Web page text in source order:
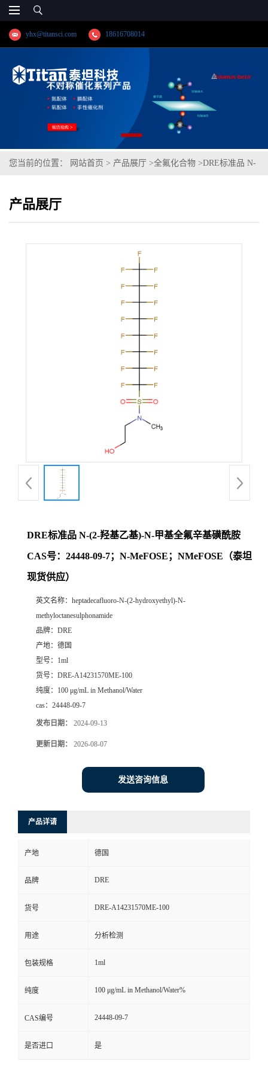
yhx@titansci.com 18616708014
您当前的位置： 网站首页 > 产品展厅 >全氟化合物 >DRE标准品 N-
MeFOSE；NMeFOSE（泰坦现货供应）
产品展厅
DRE标准品 N-(2-羟基乙基)-N-甲基全氟辛基磺酰胺
CAS号：24448-09-7；N-MeFOSE；NMeFOSE（泰坦
现货供应）
英文名称： heptadecafluoro-N-(2-hydroxyethyl)-N-
methyloctanesulphonamide
品牌： DRE
产地： 德国
型号： 1ml
货号： DRE-A14231570ME-100
纯度： 100 μg/mL in Methanol/Water
cas： 24448-09-7
发布日期： 2024-09-13
更新日期： 2026-08-07
发送咨询信息
产品详请
产地 德国
品牌 DRE
货号 DRE-A14231570ME-100
用途 分析检测
包装规格 1ml
纯度 100 μg/mL in Methanol/Water%
CAS编号 24448-09-7
是否进口 是